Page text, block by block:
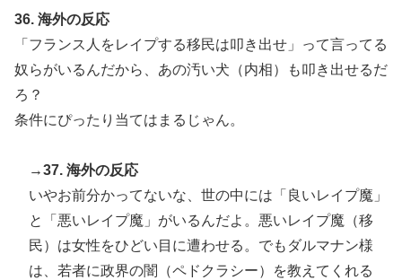
36. 海外の反応
「フランス人をレイプする移民は叩き出せ」って言ってる
奴らがいるんだから、あの汚い犬（内相）も叩き出せるだ
ろ？
条件にぴったり当てはまるじゃん。
→37. 海外の反応
いやお前分かってないな、世の中には「良いレイプ魔」
と「悪いレイプ魔」がいるんだよ。悪いレイプ魔（移
民）は女性をひどい目に遭わせる。でもダルマナン様
は、若者に政界の闇（ペドクラシー）を教えてくれる